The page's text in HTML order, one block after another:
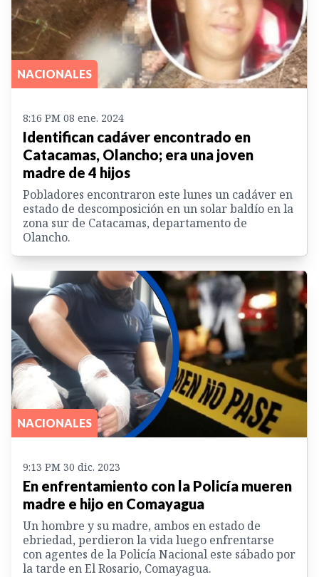
NACIONALES
8:16 PM 08 ene. 2024
Identifican cadáver encontrado en
Catacamas, Olancho; era una joven
madre de 4 hijos
Pobladores encontraron este lunes un cadáver en
estado de descomposición en un solar baldío en la
zona sur de Catacamas, departamento de
Olancho.
NACIONALES
9:13 PM 30 dic. 2023
En enfrentamiento con la Policía mueren
madre e hijo en Comayagua
Un hombre y su madre, ambos en estado de
ebriedad, perdieron la vida luego enfrentarse
con agentes de la Policía Nacional este sábado por
la tarde en El Rosario, Comayagua.